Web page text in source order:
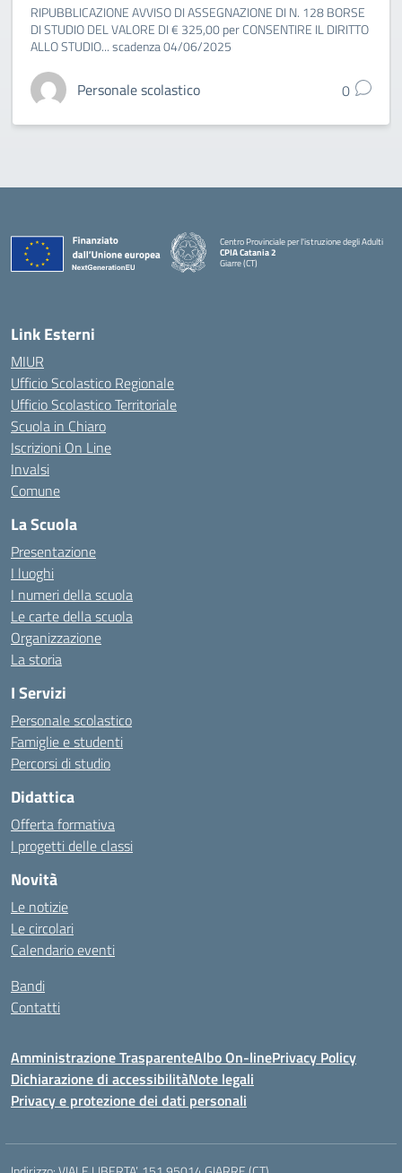
RIPUBBLICAZIONE AVVISO DI ASSEGNAZIONE DI N. 128 BORSE
DI STUDIO DEL VALORE DI € 325,00 per CONSENTIRE IL DIRITTO
ALLO STUDIO... scadenza 04/06/2025
Personale scolastico 0
Centro Provinciale per l'istruzione degli Adulti
CPIA Catania 2
Giarre (CT)
Link Esterni
MIUR
Ufficio Scolastico Regionale
Ufficio Scolastico Territoriale
Scuola in Chiaro
Iscrizioni On Line
Invalsi
Comune
La Scuola
Presentazione
I luoghi
I numeri della scuola
Le carte della scuola
Organizzazione
La storia
I Servizi
Personale scolastico
Famiglie e studenti
Percorsi di studio
Didattica
Offerta formativa
I progetti delle classi
Novità
Le notizie
Le circolari
Calendario eventi
Bandi
Contatti
Amministrazione TrasparenteAlbo On-linePrivacy Policy
Dichiarazione di accessibilitàNote legali
Privacy e protezione dei dati personali